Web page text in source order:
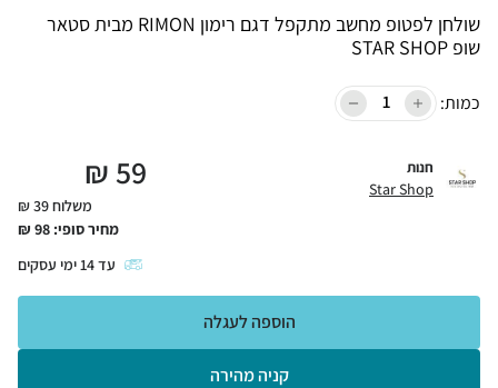
שולחן לפטופ מחשב מתקפל דגם רימון RIMON מבית סטאר
שופ STAR SHOP
כמות:
חנות
Star Shop
59
₪
משלוח 39 ₪
מחיר סופי: 98
₪
עד14 ימי עסקים
קניה מהירה
הוספה לעגלה